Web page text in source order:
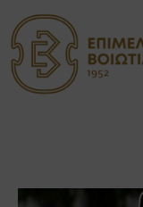
ΤΟ
ΕΠΙΜΕΛΗΤΗΡΙΟ